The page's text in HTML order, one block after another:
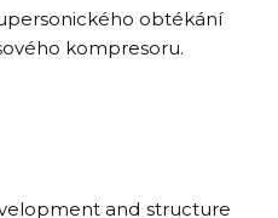
obtékání
kompresoru.
and structure